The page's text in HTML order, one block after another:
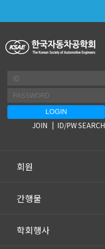
회원
간행물
학회행사
JOIN ID/PW SEARCH